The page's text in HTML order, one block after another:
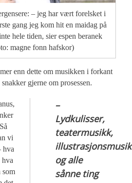
– jeg har vært forelsket i
gang jeg kom hit en maidag på
hele tiden, sier espen beranek
magne fonn hafskor)
enn dette om musikken i forkant
gjerne om prosessen.
–
Lydkulisser,
teatermusikk,
og alle
sånne ting
vi
hva
som